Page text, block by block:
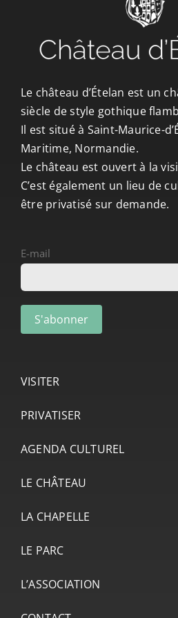
Le château d’Ételan est un
siècle de style gothique
Il est situé à Saint-Maurice-
Maritime, Normandie.
Le château est ouvert à la
C’est également un lieu de
être privatisé sur demande.
E-mail
VISITER
PRIVATISER
AGENDA CULTUREL
LE CHÂTEAU
LA CHAPELLE
LE PARC
L’ASSOCIATION